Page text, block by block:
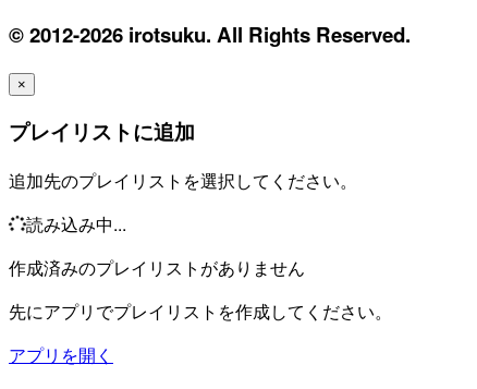
© 2012-2026 irotsuku. All Rights Reserved.
×
プレイリストに追加
追加先のプレイリストを選択してください。
読み込み中...
作成済みのプレイリストがありません
先にアプリでプレイリストを作成してください。
アプリを開く